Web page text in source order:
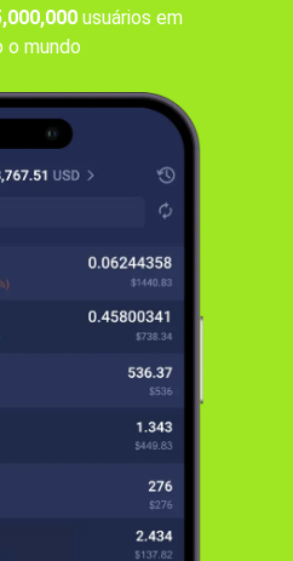
usuários em
o mundo